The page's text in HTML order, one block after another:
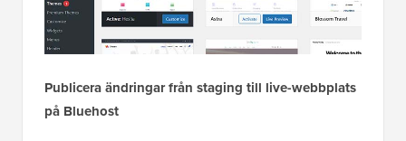
Publicera ändringar från staging till live-webbplats
på Bluehost